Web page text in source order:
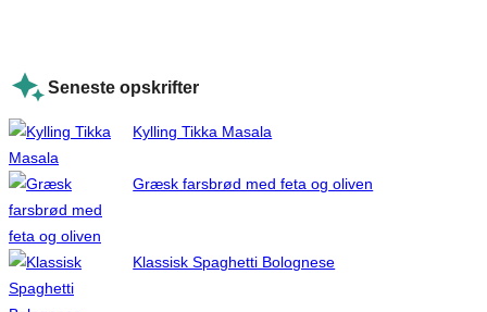
Seneste opskrifter
Kylling Tikka Masala
Græsk farsbrød med feta og oliven
Klassisk Spaghetti Bolognese